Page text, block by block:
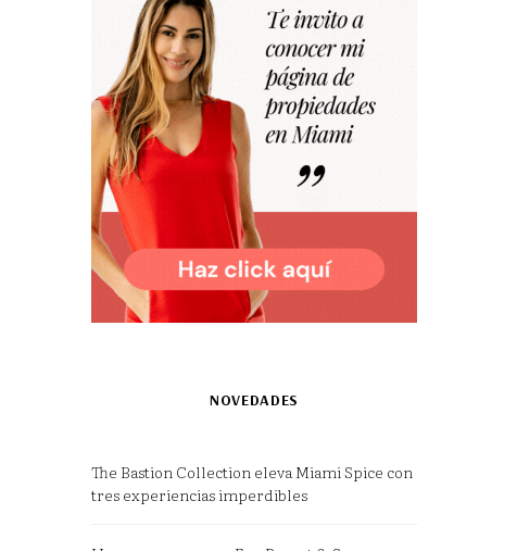
NOVEDADES
The Bastion Collection eleva Miami Spice con
tres experiencias imperdibles